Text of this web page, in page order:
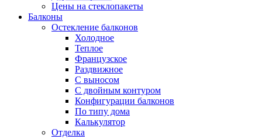
Цены на стеклопакеты
Балконы
Остекление балконов
Холодное
Теплое
Французское
Раздвижное
С выносом
С двойным контуром
Конфигурации балконов
По типу дома
Калькулятор
Отделка